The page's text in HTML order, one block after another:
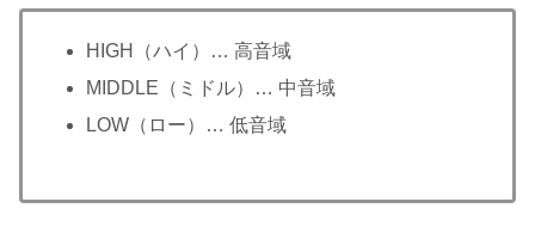
HIGH（ハイ）… 高音域
MIDDLE（ミドル）… 中音域
LOW（ロー）… 低音域